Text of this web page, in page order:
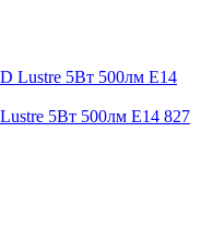
5Вт 500лм E14 827